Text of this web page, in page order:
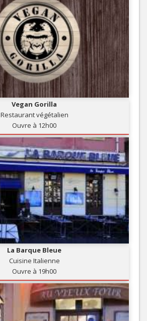
Vegan Gorilla
Restaurant végétalien
Ouvre à 12h00
La Barque Bleue
Cuisine Italienne
Ouvre à 19h00